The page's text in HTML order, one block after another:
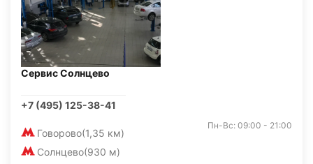
Сервис Солнцево
+7 (495) 125-38-41
Говорово(1,35 км)
Солнцево(930 м)
Пн-Вс: 09:00 - 21:00